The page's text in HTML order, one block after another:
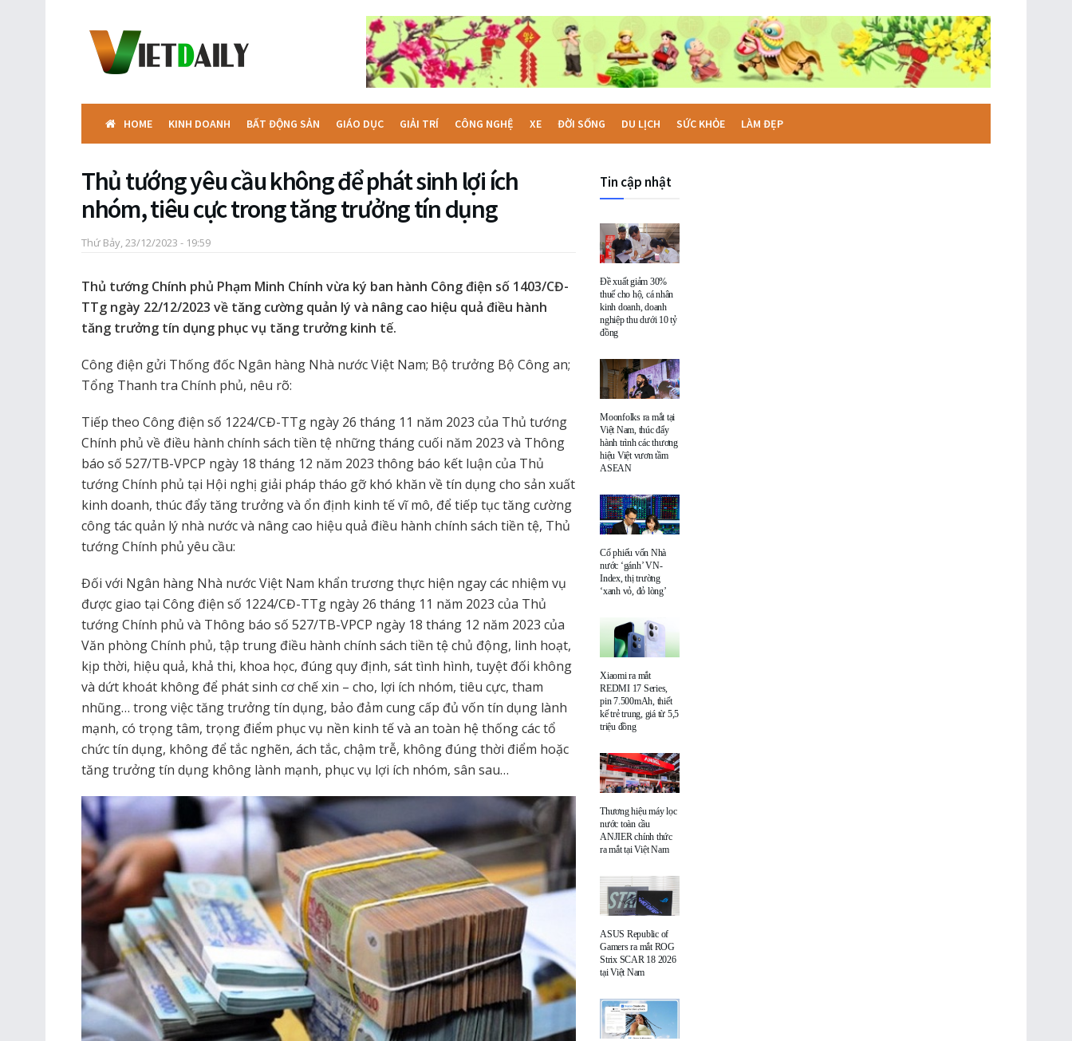
HOME KINH DOANH BẤT ĐỘNG SẢN GIÁO DỤC GIẢI TRÍ CÔNG NGHỆ XE ĐỜI SỐNG DU LỊCH SỨC KHỎE LÀM ĐẸP
Thủ tướng yêu cầu không để phát sinh lợi ích
nhóm, tiêu cực trong tăng trưởng tín dụng
Thứ Bảy, 23/12/2023 - 19:59
Thủ tướng Chính phủ Phạm Minh Chính vừa ký ban hành Công điện số 1403/CĐ-
TTg ngày 22/12/2023 về tăng cường quản lý và nâng cao hiệu quả điều hành
tăng trưởng tín dụng phục vụ tăng trưởng kinh tế.
Công điện gửi Thống đốc Ngân hàng Nhà nước Việt Nam; Bộ trưởng Bộ Công an;
Tổng Thanh tra Chính phủ, nêu rõ:
Tiếp theo Công điện số 1224/CĐ-TTg ngày 26 tháng 11 năm 2023 của Thủ tướng
Chính phủ về điều hành chính sách tiền tệ những tháng cuối năm 2023 và Thông
báo số 527/TB-VPCP ngày 18 tháng 12 năm 2023 thông báo kết luận của Thủ
tướng Chính phủ tại Hội nghị giải pháp tháo gỡ khó khăn về tín dụng cho sản xuất
kinh doanh, thúc đẩy tăng trưởng và ổn định kinh tế vĩ mô, để tiếp tục tăng cường
công tác quản lý nhà nước và nâng cao hiệu quả điều hành chính sách tiền tệ, Thủ
tướng Chính phủ yêu cầu:
Đối với Ngân hàng Nhà nước Việt Nam khẩn trương thực hiện ngay các nhiệm vụ
được giao tại Công điện số 1224/CĐ-TTg ngày 26 tháng 11 năm 2023 của Thủ
tướng Chính phủ và Thông báo số 527/TB-VPCP ngày 18 tháng 12 năm 2023 của
Văn phòng Chính phủ, tập trung điều hành chính sách tiền tệ chủ động, linh hoạt,
kịp thời, hiệu quả, khả thi, khoa học, đúng quy định, sát tình hình, tuyệt đối không
và dứt khoát không để phát sinh cơ chế xin – cho, lợi ích nhóm, tiêu cực, tham
nhũng… trong việc tăng trưởng tín dụng, bảo đảm cung cấp đủ vốn tín dụng lành
mạnh, có trọng tâm, trọng điểm phục vụ nền kinh tế và an toàn hệ thống các tổ
chức tín dụng, không để tắc nghẽn, ách tắc, chậm trễ, không đúng thời điểm hoặc
tăng trưởng tín dụng không lành mạnh, phục vụ lợi ích nhóm, sân sau…
Tin cập nhật
Đề xuất giảm 30%
thuế cho hộ, cá nhân
kinh doanh, doanh
nghiệp thu dưới 10 tỷ
đồng
Moonfolks ra mắt tại
Việt Nam, thúc đẩy
hành trình các thương
hiệu Việt vươn tầm
ASEAN
Cổ phiếu vốn Nhà
nước ‘gánh’ VN-
Index, thị trường
‘xanh vỏ, đỏ lòng’
Xiaomi ra mắt
REDMI 17 Series,
pin 7.500mAh, thiết
kế trẻ trung, giá từ 5,5
triệu đồng
Thương hiệu máy lọc
nước toàn cầu
ANJIER chính thức
ra mắt tại Việt Nam
ASUS Republic of
Gamers ra mắt ROG
Strix SCAR 18 2026
tại Việt Nam